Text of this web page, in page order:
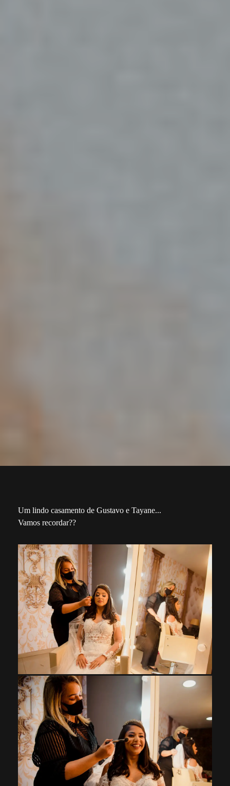
Um lindo casamento de Gustavo e Tayane...
Vamos recordar??